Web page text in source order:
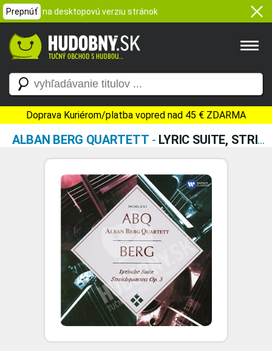
Prepnúť na desktopovú verziu stránok
Doprava Kuriérom/platba vopred nad 45 € ZDARMA
ALBAN BERG QUARTETT - LYRIC SUITE, STRING QUARTET BERG